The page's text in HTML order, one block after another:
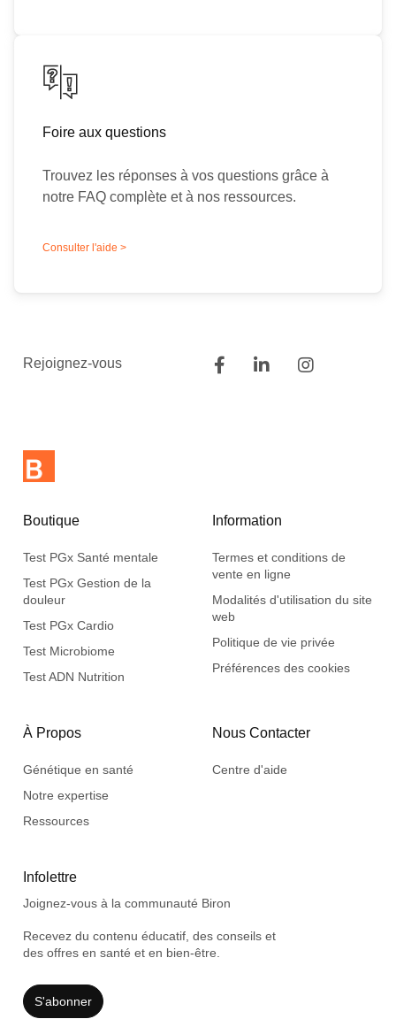
Foire aux questions
Trouvez les réponses à vos questions grâce à
notre FAQ complète et à nos ressources.
Consulter l'aide >
Rejoignez-vous
Boutique
Test PGx Santé mentale
Test PGx Gestion de la
douleur
Test PGx Cardio
Test Microbiome
Test ADN Nutrition
Information
Termes et conditions de
vente en ligne
Modalités d'utilisation du site
web
Politique de vie privée
Préférences des cookies
À Propos
Génétique en santé
Notre expertise
Ressources
Nous Contacter
Centre d'aide
Infolettre
Joignez-vous à la communauté Biron
Recevez du contenu éducatif, des conseils et
des offres en santé et en bien-être.
S'abonner